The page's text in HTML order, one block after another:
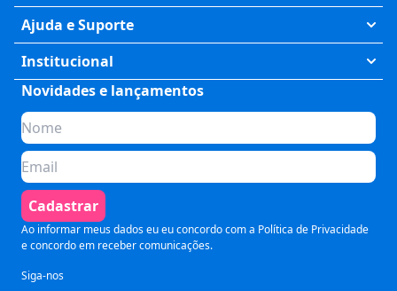
Exatas
Humanas
Saúde
Tecnologia
Preparatórios
Comunicação
Pós Graduação
Ajuda e Suporte
Meus Cursos
Fale Conosco
Perguntas Frequentes
Formas de Pagamento
Política de Cancelamento
Termos de Uso
Segurança e Privacidade
Institucional
Quem somos
Planos de assinatura
Para Empresas
Seja um parceiro
Blog
Novidades e lançamentos
Cadastrar
Ao informar meus dados eu eu concordo com a Política de Privacidade
e concordo em receber comunicações.
Siga-nos